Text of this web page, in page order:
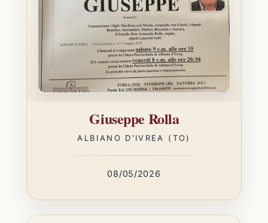
Giuseppe Rolla
ALBIANO D'IVREA (TO)
08/05/2026